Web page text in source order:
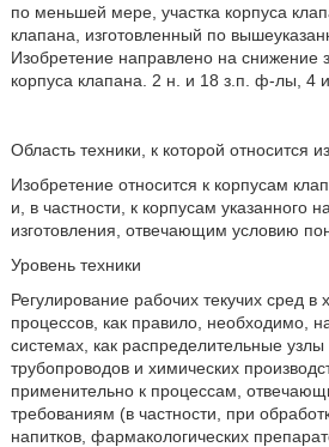
по меньшей мере, участка корпуса
клапана, изготовленный по
Изобретение направлено на снижение
корпуса клапана. 2 н. и 18 з.п. ф-лы, 4
Область техники, к которой относится
Изобретение относится к корпусам
и, в частности, к корпусам указанного
изготовления, отвечающим условию
Уровень техники
Регулирование рабочих текучих сред в
процессов, как правило, необходимо,
системах, как распределительные
трубопроводов и химических
применительно к процессам,
требованиям (в частности, при
напитков, фармакологических